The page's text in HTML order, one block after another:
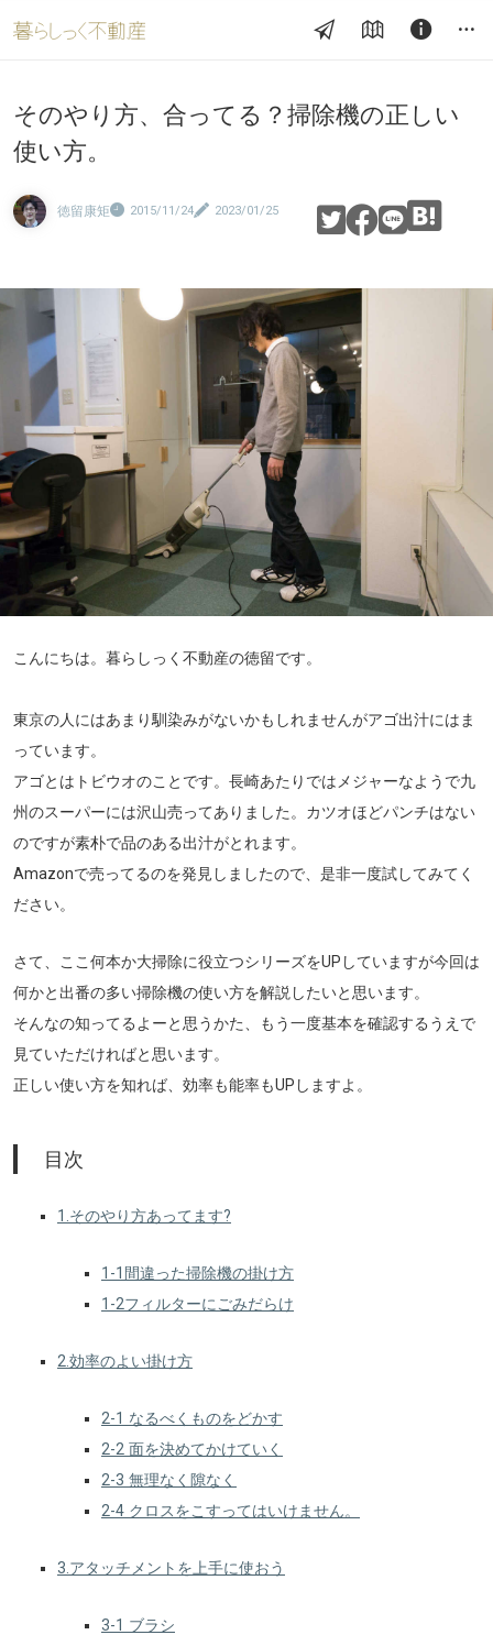
そのやり方、合ってる？掃除機の正しい
使い方。
徳留康矩 2015/11/24 2023/01/25
こんにちは。暮らしっく不動産の徳留です。
東京の人にはあまり馴染みがないかもしれませんがアゴ出汁にはま
っています。
アゴとはトビウオのことです。長崎あたりではメジャーなようで九
州のスーパーには沢山売ってありました。カツオほどパンチはない
のですが素朴で品のある出汁がとれます。
Amazonで売ってるのを発見しましたので、是非一度試してみてく
ださい。
さて、ここ何本か大掃除に役立つシリーズをUPしていますが今回は
何かと出番の多い掃除機の使い方を解説したいと思います。
そんなの知ってるよーと思うかた、もう一度基本を確認するうえで
見ていただければと思います。
正しい使い方を知れば、効率も能率もUPしますよ。
目次
1.そのやり方あってます?
1-1間違った掃除機の掛け方
1-2フィルターにごみだらけ
2.効率のよい掛け方
2-1 なるべくものをどかす
2-2 面を決めてかけていく
2-3 無理なく隙なく
2-4 クロスをこすってはいけません。
3.アタッチメントを上手に使おう
3-1 ブラシ